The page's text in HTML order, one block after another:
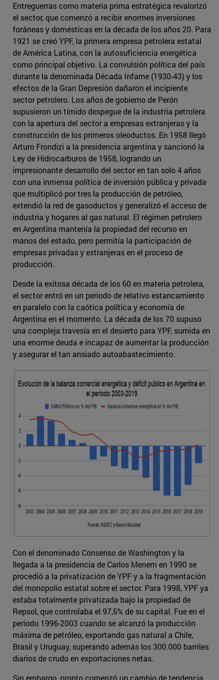
Entreguerras como materia prima estratégica revalorizó
el sector, que comenzó a recibir enormes inversiones
foráneas y domésticas en la década de los años 20. Para
1921 se creó YPF, la primera empresa petrolera estatal
de América Latina, con la autosuficiencia energética
como principal objetivo. La convulsión política del país
durante la denominada Década Infame (1930-43) y los
efectos de la Gran Depresión dañaron el incipiente
sector petrolero. Los años de gobierno de Perón
supusieron un tímido despegue de la industria petrolera
con la apertura del sector a empresas extranjeras y la
construcción de los primeros oleoductos. En 1958 llegó
Arturo Frondizi a la presidencia argentina y sancionó la
Ley de Hidrocarburos de 1958, logrando un
impresionante desarrollo del sector en tan solo 4 años
con una inmensa política de inversión pública y privada
que multiplicó por tres la producción de petróleo,
extendió la red de gasoductos y generalizó el acceso de
industria y hogares al gas natural. El régimen petrolero
en Argentina mantenía la propiedad del recurso en
manos del estado, pero permitía la participación de
empresas privadas y extranjeras en el proceso de
producción.
Desde la exitosa década de los 60 en materia petrolera,
el sector entró en un periodo de relativo estancamiento
en paralelo con la caótica política y economía de
Argentina en el momento. La década de los 70 supuso
una compleja travesía en el desierto para YPF, sumida en
una enorme deuda e incapaz de aumentar la producción
y asegurar el tan ansiado autoabastecimiento.
Con el denominado Consenso de Washington y la
llegada a la presidencia de Carlos Menem en 1990 se
procedió a la privatización de YPF y a la fragmentación
del monopolio estatal sobre el sector. Para 1998, YPF ya
estaba totalmente privatizada bajo la propiedad de
Repsol, que controlaba el 97,5% de su capital. Fue en el
periodo 1996-2003 cuando se alcanzó la producción
máxima de petróleo, exportando gas natural a Chile,
Brasil y Uruguay, superando además los 300.000 barriles
diarios de crudo en exportaciones netas.
Sin embargo, pronto comenzó un cambio de tendencia